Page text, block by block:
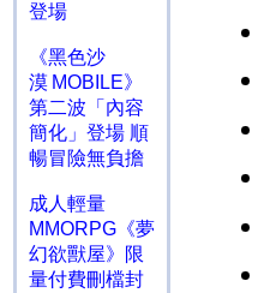
登場
《黑色沙
漠 MOBILE》
第二波「內容
簡化」登場 順
暢冒險無負擔
成人輕量
MMORPG《夢
幻欲獸屋》限
量付費刪檔封